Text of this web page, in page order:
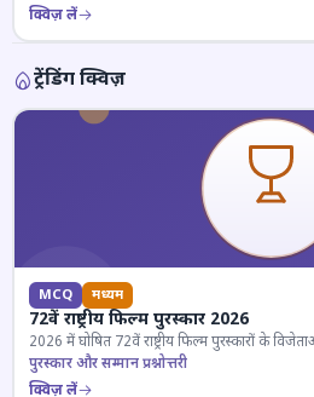
क्विज़ लें
ट्रेंडिंग क्विज़
MCQ मध्यम
72वें राष्ट्रीय फिल्म पुरस्कार 2026
2026 में घोषित 72वें राष्ट्रीय फिल्म पुरस्कारों के
पुरस्कार और सम्मान प्रश्नोत्तरी
क्विज़ लें